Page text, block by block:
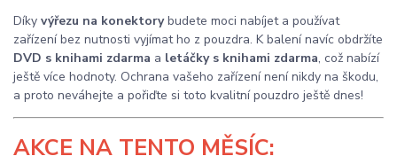
Díky výřezu na konektorybudete moci nabíjet a používat
zařízení bez nutnosti vyjímat ho z pouzdra. K balení navíc obdržíte
DVD s knihami zdarma a letáčky s knihami zdarma, což nabízí
ještě více hodnoty. Ochrana vašeho zařízení není nikdy na škodu,
a proto neváhejte a pořiďte si toto kvalitní pouzdro ještě dnes!
AKCE NA TENTO MĚSÍC: